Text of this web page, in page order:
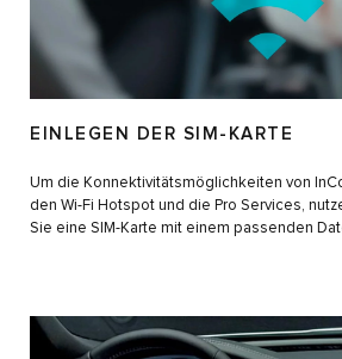
EINLEGEN DER SIM-KARTE
Um die Konnektivitätsmöglichkeiten von
den Wi-Fi Hotspot und die Pro Services,
Sie eine SIM-Karte mit einem passenden